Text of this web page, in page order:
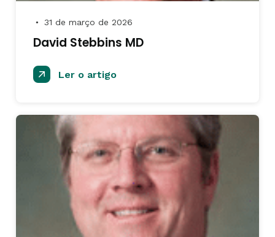
● 31 de março de 2026
David Stebbins MD
Ler o artigo